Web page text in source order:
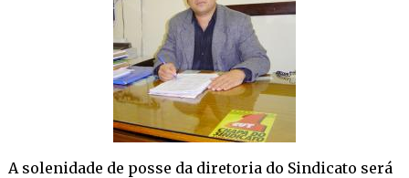
A solenidade de posse da diretoria do Sindicato será